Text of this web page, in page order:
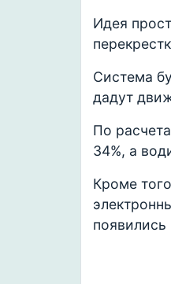
Идея
Система
дадут
По
34%, а
Кроме